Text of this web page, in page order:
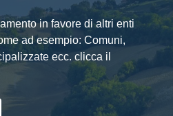
in favore di altri enti
ad esempio: Comuni,
ecc. clicca il